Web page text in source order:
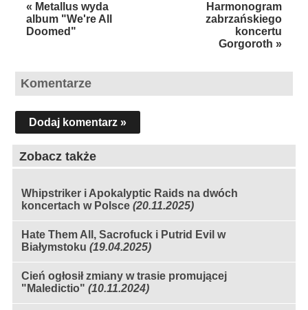
« Metallus wyda
album "We're All
Doomed"
Harmonogram
zabrzańskiego
koncertu
Gorgoroth »
Komentarze
Dodaj komentarz »
Zobacz także
Whipstriker i Apokalyptic Raids na dwóch
koncertach w Polsce (20.11.2025)
Hate Them All, Sacrofuck i Putrid Evil w
Białymstoku (19.04.2025)
Cień ogłosił zmiany w trasie promującej
"Maledictio" (10.11.2024)